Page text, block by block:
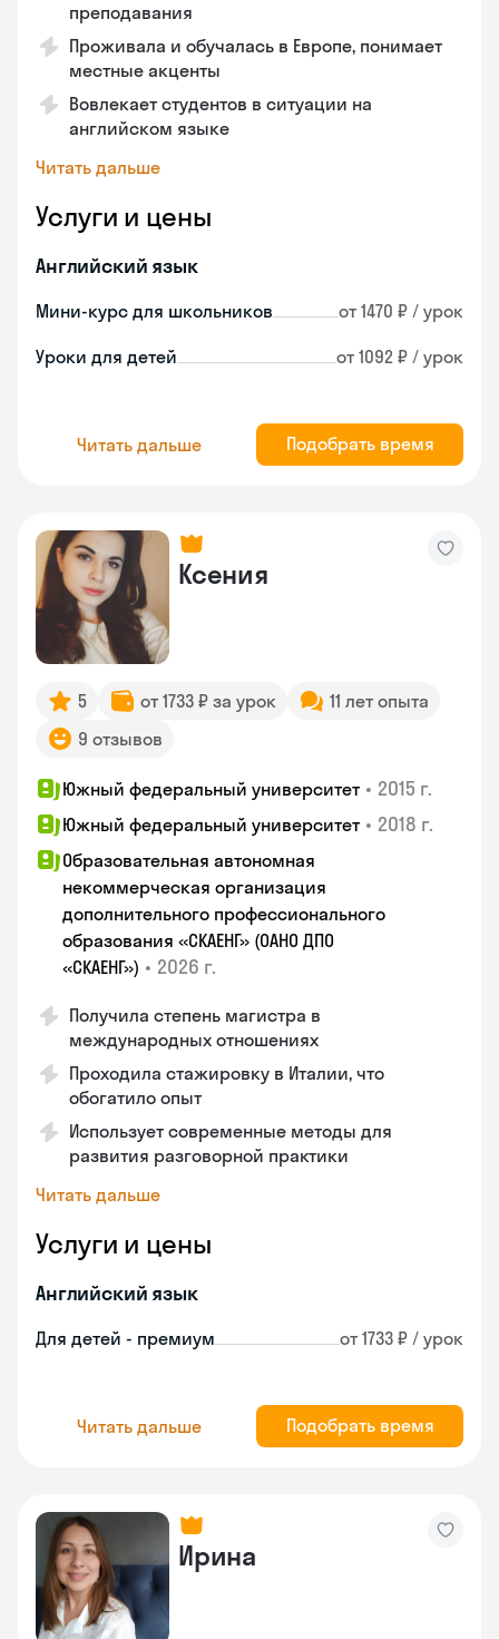
преподавания
Проживала и обучалась в Европе, понимает
местные акценты
Вовлекает студентов в ситуации на
английском языке
Читать дальше
Услуги и цены
Английский язык
Мини-курс для школьников от 1470 ₽ / урок
Уроки для детей от 1092 ₽ / урок
Читать дальше Подобрать время
Ксения
5 от 1733 ₽ за урок
11 лет опыта
9 отзывов
Южный федеральный университет • 2015 г.
Южный федеральный университет • 2018 г.
Образовательная автономная
некоммерческая организация
дополнительного профессионального
образования «СКАЕНГ» (ОАНО ДПО
«СКАЕНГ») • 2026 г.
Получила степень магистра в
международных отношениях
Проходила стажировку в Италии, что
обогатило опыт
Использует современные методы для
развития разговорной практики
Читать дальше
Услуги и цены
Английский язык
Для детей - премиум от 1733 ₽ / урок
Читать дальше Подобрать время
Ирина